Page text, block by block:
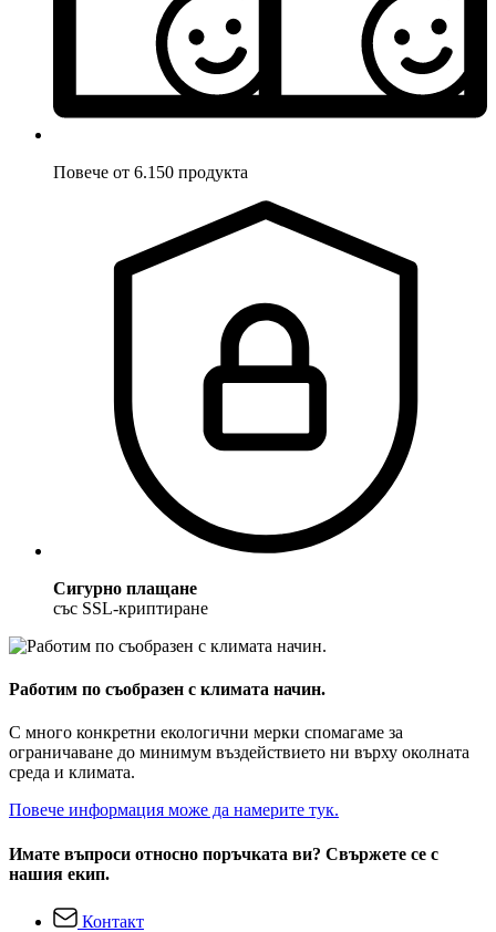
Повече от 6.150 продукта
Сигурно плащане
със SSL-криптиране
Работим по съобразен с климата начин.
С много конкретни екологични мерки спомагаме за
ограничаване до минимум въздействието ни върху околната
среда и климата.
Повече информация може да намерите тук.
Имате въпроси относно поръчката ви? Свържете се с
нашия екип.
Контакт